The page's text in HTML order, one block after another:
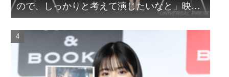
ので、しっかりと考えて演じたいなと」映画
『山女』東京国際映画祭Q&A